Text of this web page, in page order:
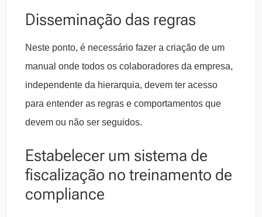
Disseminação das regras
Neste ponto, é necessário fazer a criação de um
manual onde todos os colaboradores da empresa,
independente da hierarquia, devem ter acesso
para entender as regras e comportamentos que
devem ou não ser seguidos.
Estabelecer um sistema de
fiscalização no treinamento de
compliance